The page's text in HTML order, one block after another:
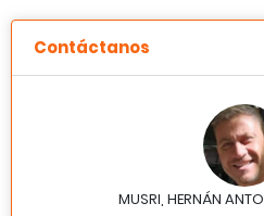
Contáctanos
MUSRI, HERNÁN